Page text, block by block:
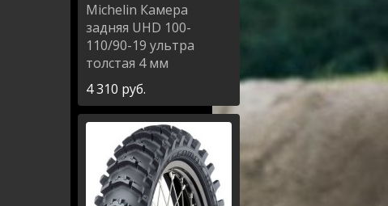
Michelin Камера
задняя UHD 100-
110/90-19 ультра
толстая 4 мм
4 310 руб.